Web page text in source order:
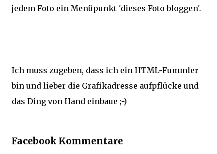
jedem Foto ein Menüpunkt 'dieses Foto bloggen'.
Ich muss zugeben, dass ich ein HTML-Fummler
bin und lieber die Grafikadresse aufpflücke und
das Ding von Hand einbaue ;-)
Facebook Kommentare